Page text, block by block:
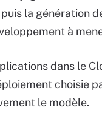
la génération
à
dans le
choisie
le modèle.